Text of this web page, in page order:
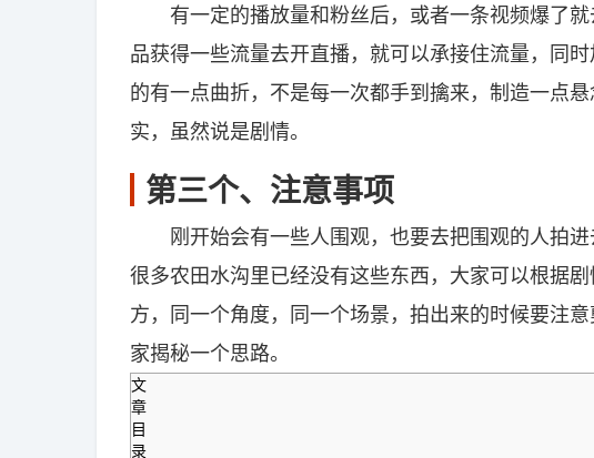
有一定的播放量和粉丝后，或者一条视频爆了就
品获得一些流量去开直播，就可以承接住流量，同
的有一点曲折，不是每一次都手到擒来，制造一点
实，虽然说是剧情。
第三个、注意事项
刚开始会有一些人围观，也要去把围观的人拍进
很多农田水沟里已经没有这些东西，大家可以根据
方，同一个角度，同一个场景，拍出来的时候要注
家揭秘一个思路。
文
章
目
录